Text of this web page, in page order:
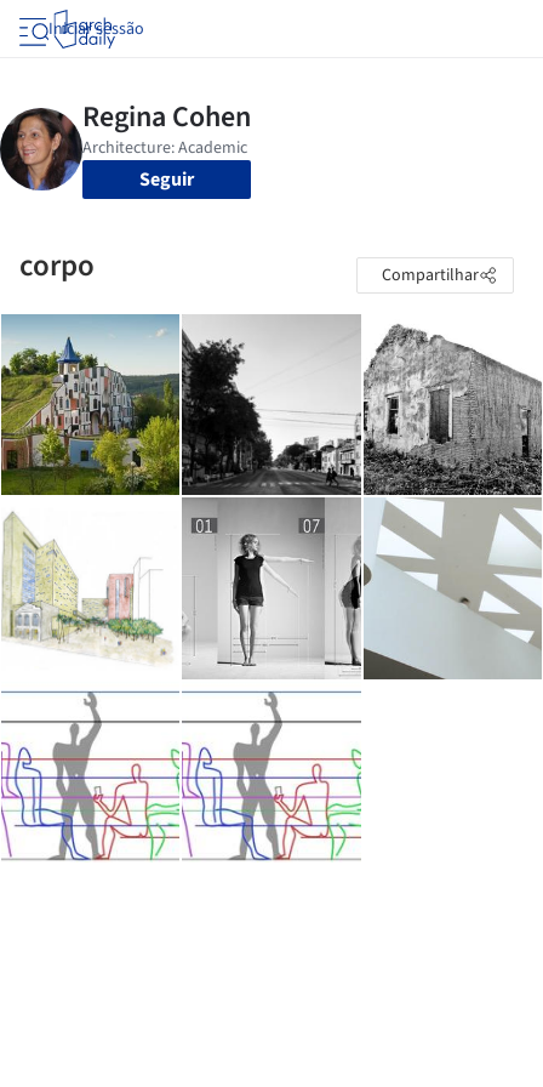
Iniciar sessão
Seguir
corpo Compartilhar